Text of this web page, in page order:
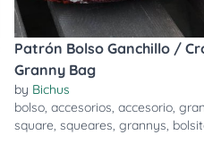
Patrón Bolso Ganchillo /
Granny Bag
by Bichus
bolso, accesorios, accesorio,
square, squeares, grannys,